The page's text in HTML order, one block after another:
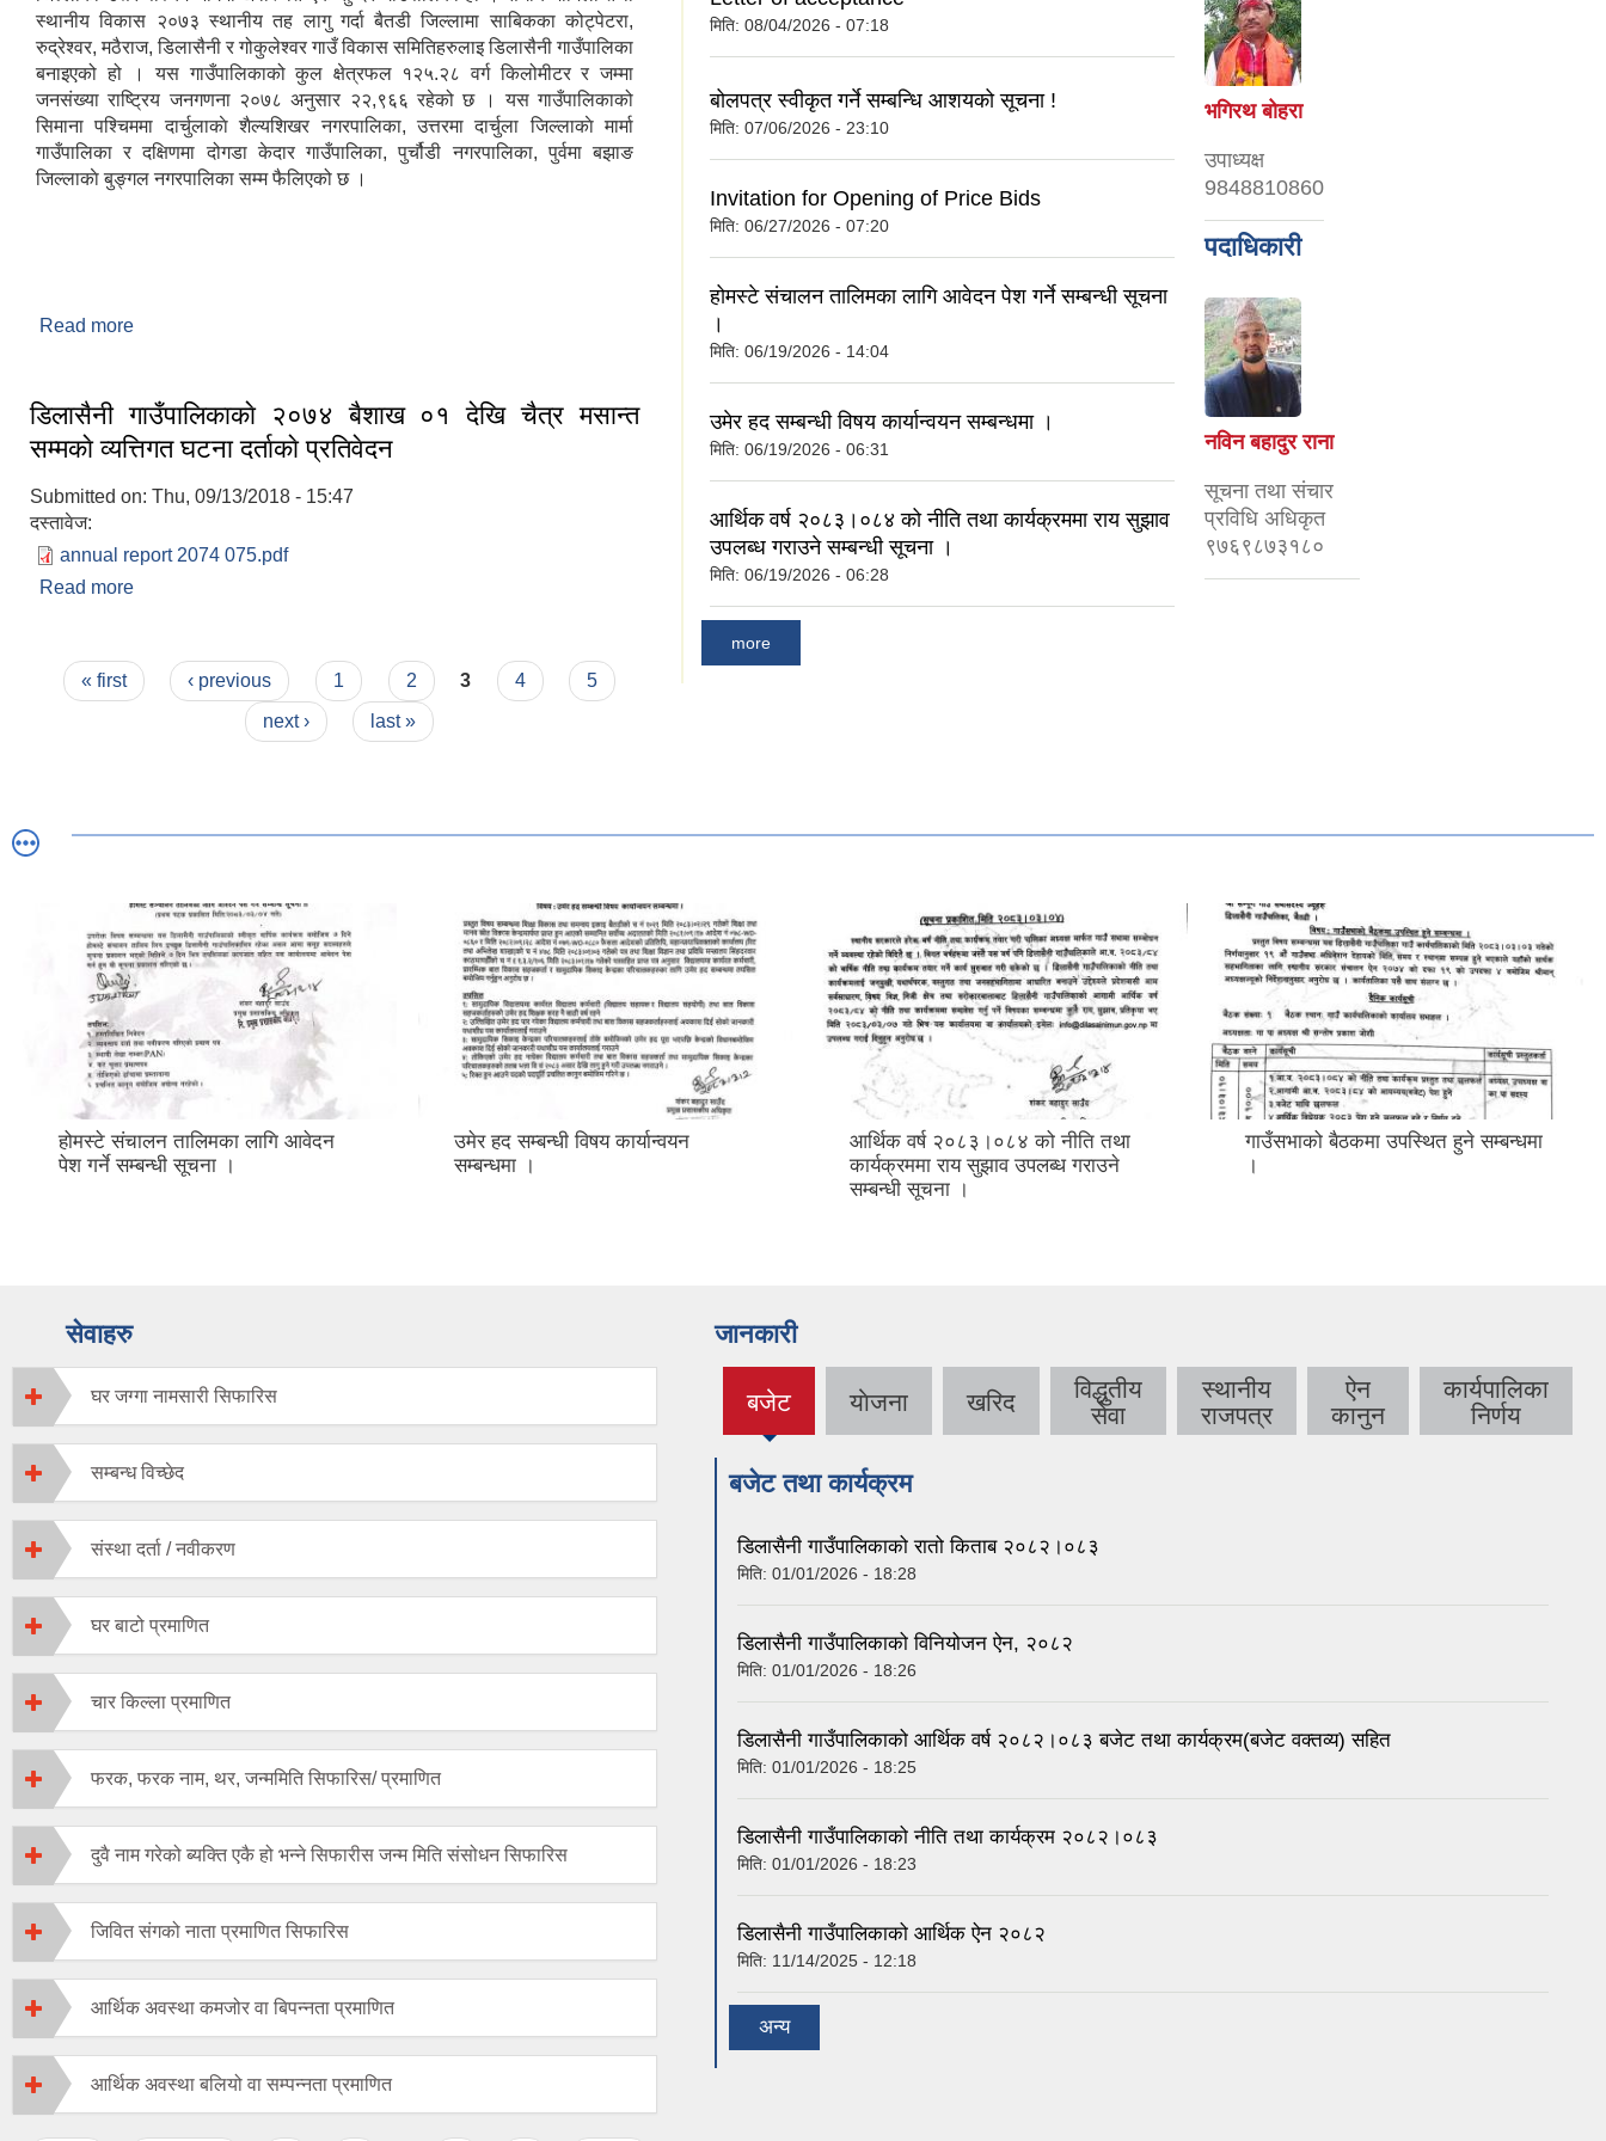
स्थानीय विकास २०७३ स्थानीय तह लागु गर्दा बैतडी जिल्लामा साबिकका कोट्पेटरा,
रुद्रेश्वर, मठैराज, डिलासैनी र गोकुलेश्वर गाउँ विकास समितिहरुलाइ डिलासैनी गाउँपालिका
बनाइएको हो । यस गाउँपालिकाको कुल क्षेत्रफल १२५.२८ वर्ग किलोमीटर र जम्मा
जनसंख्या राष्ट्रिय जनगणना २०७८ अनुसार २२,९६६ रहेको छ । यस गाउँपालिकाको
सिमाना पश्चिममा दार्चुलाकाे शैल्यशिखर नगरपालिका, उत्तरमा दार्चुला जिल्लाकाे मार्मा
गाउँपालिका र दक्षिणमा दोगडा केदार गाउँपालिका, पुर्चौडी नगरपालिका, पुर्वमा बझाङ
जिल्लाकाे बुङ्गल नगरपालिका सम्म फैलिएको छ ।
Read more
डिलासैनी गाउँपालिकाकाे २०७४ बैशाख ०१ देखि चैत्र मसान्त
सम्मकाे व्यत्तिगत घटना दर्ताकाे प्रतिवेदन
Submitted on: Thu, 09/13/2018 - 15:47
दस्तावेज:
annual report 2074 075.pdf
Read more
Pages
« first ‹ previous 1 2 3 4
5
next ›
last »
मिति: 08/04/2026 - 07:18
बोलपत्र स्वीकृत गर्ने सम्बन्धि आशयको सूचना !
मिति: 07/06/2026 - 23:10
Invitation for Opening of Price Bids
मिति: 06/27/2026 - 07:20
होमस्टे संचालन तालिमका लागि आवेदन पेश गर्ने सम्बन्धी सूचना
।
मिति: 06/19/2026 - 14:04
उमेर हद सम्बन्धी विषय कार्यान्वयन सम्बन्धमा ।
मिति: 06/19/2026 - 06:31
आर्थिक वर्ष २०८३।०८४ को नीति तथा कार्यक्रममा राय सुझाव
उपलब्ध गराउने सम्बन्धी सूचना ।
मिति: 06/19/2026 - 06:28
more
भगिरथ बोहरा
उपाध्यक्ष
9848810860
पदाधिकारी
नविन बहादुर राना
सूचना तथा संचार
प्रविधि अधिकृत
९७६९८७३१८०
उमेर हद सम्बन्धी विषय कार्यान्वयन
सम्बन्धमा ।
आर्थिक वर्ष २०८३।०८४ को नीति तथा
कार्यक्रममा राय सुझाव उपलब्ध गराउने
गाउँसभाको बैठकमा उपस्थित हुने सम्बन्धमा
।
स्थानीय तहमा जीविकोपार्जन सुधार
कार्यक्रम संचालनका लागि प्रस्ताव पेश
सेवाहरु
घर जग्गा नामसारी सिफारिस
सम्बन्ध विच्छेद
संस्था दर्ता / नवीकरण
घर बाटो प्रमाणित
चार किल्ला प्रमाणित
फरक, फरक नाम, थर, जन्ममिति सिफारिस/ प्रमाणित
दुवै नाम गरेको ब्यक्ति एकै हो भन्ने सिफारीस जन्म मिति संसोधन सिफारिस
जिवित संगको नाता प्रमाणित सिफारिस
आर्थिक अवस्था कमजोर वा बिपन्नता प्रमाणित
आर्थिक अवस्था बलियो वा सम्पन्नता प्रमाणित
जानकारी
बजेट
(active
tab)
याेजना खरिद
विद्धुतीय
सेवा
स्थानीय
राजपत्र
ऐन
कानुन
कार्यपालिका
निर्णय
बजेट तथा कार्यक्रम
डिलासैनी गाउँपालिकाको रातो किताब २०८२।०८३
मिति: 01/01/2026 - 18:28
डिलासैनी गाउँपालिकाको विनियोजन ऐन, २०८२
मिति: 01/01/2026 - 18:26
डिलासैनी गाउँपालिकाको आर्थिक वर्ष २०८२।०८३ बजेट तथा कार्यक्रम(बजेट वक्तव्य) सहित
मिति: 01/01/2026 - 18:25
डिलासैनी गाउँपालिकाको नीति तथा कार्यक्रम २०८२।०८३
मिति: 01/01/2026 - 18:23
डिलासैनी गाउँपालिकाको आर्थिक ऐन २०८२
मिति: 11/14/2025 - 12:18
अन्य